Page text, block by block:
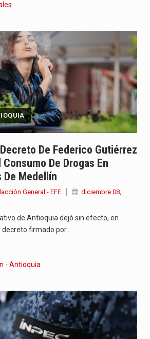
De Federico Gutiérrez
De Drogas En
De Medellín
General - EFE
diciembre 08,
de Antioquia dejó sin efecto, en
firmado por…
- Antioquia